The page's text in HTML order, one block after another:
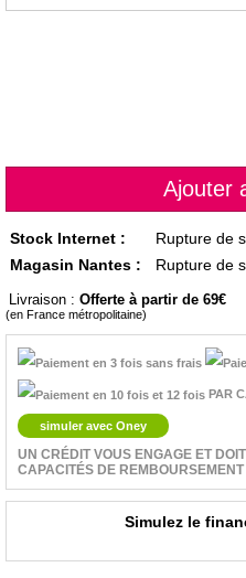
Stock Internet :
Rupture de
Magasin Nantes :
Rupture de
Livraison : Offerte à partir de 69
(en France métropolitaine)
PAR
simuler avec Oney
UN CRÉDIT VOUS ENGAGE ET
CAPACITÉS DE
Simulez le